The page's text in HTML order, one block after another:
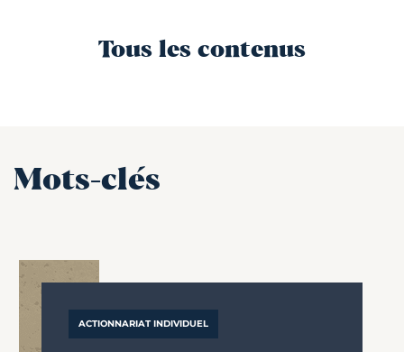
Tous les contenus
Mots-clés
ACTIONNARIAT INDIVIDUEL